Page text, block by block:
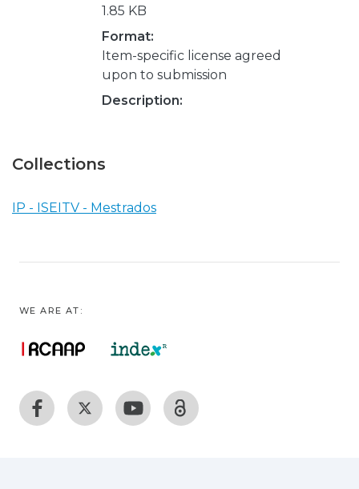
1.85 KB
Format:
Item-specific license agreed
upon to submission
Description:
Collections
IP - ISEITV - Mestrados
WE ARE AT: